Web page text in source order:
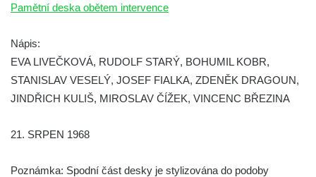
Římově
Hrob Petera Korgera a Petra Štindla na
hřbitově v Římově
Předoníně
Pamětní deska obětem intervence
Nápis:
EVA LIVEČKOVÁ, RUDOLF STARÝ, BOHUMIL KOBR,
STANISLAV VESELÝ, JOSEF FIALKA, ZDENĚK DRAGOUN,
JINDŘICH KULIŠ, MIROSLAV ČÍŽEK, VINCENC BŘEZINA
21. SRPEN 1968
Poznámka: Spodní část desky je stylizována do podoby